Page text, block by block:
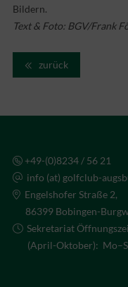
Bildern.
Text & Foto: BGV/Frank
zurück
+49-(0)8234 / 56 21
info (at) golfclub-
Engelshofer Straße 2,
86399 Bobingen-
Sekretariat
(April-Oktober):